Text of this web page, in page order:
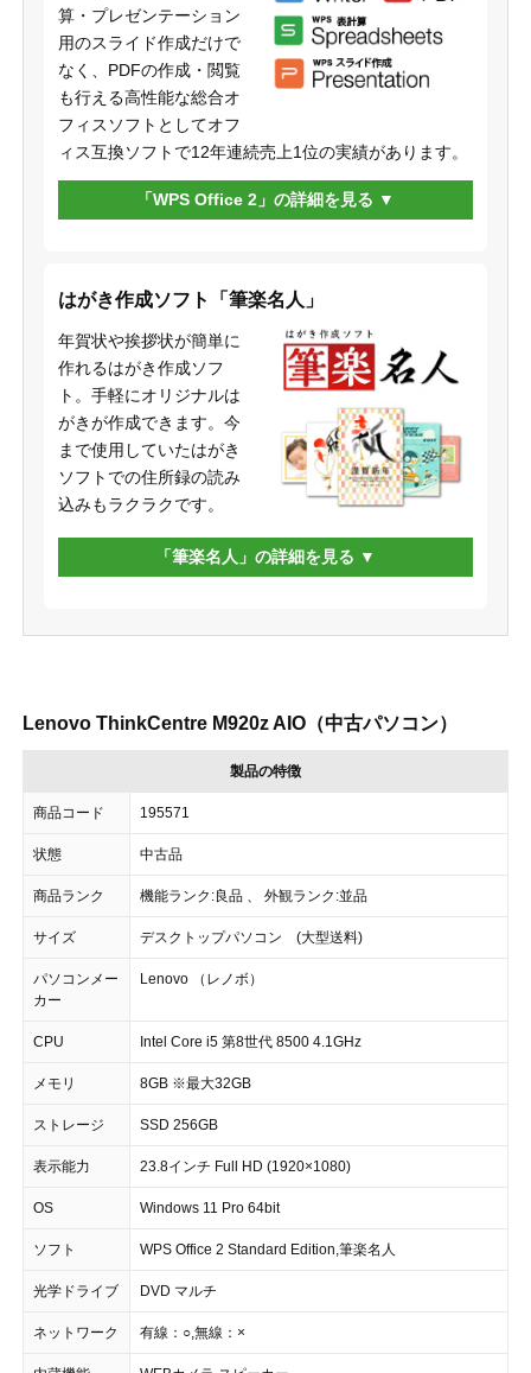
算・プレゼンテーション
用のスライド作成だけで
なく、PDFの作成・閲覧
も行える高性能な総合オ
フィスソフトとしてオフ
ィス互換ソフトで12年連続売上1位の実績があります。
「WPS Office 2」の詳細を見る
はがき作成ソフト「筆楽名人」
年賀状や挨拶状が簡単に
作れるはがき作成ソフ
ト。手軽にオリジナルは
がきが作成できます。今
まで使用していたはがき
ソフトでの住所録の読み
込みもラクラクです。
「筆楽名人」の詳細を見る
Lenovo ThinkCentre M920z AIO（中古パソコン）
製品の特徴
商品コード 195571
状態 中古品
商品ランク 機能ランク:良品 、 外観ランク:並品
サイズ デスクトップパソコン (大型送料)
パソコンメー
カー
Lenovo （レノボ）
CPU Intel Core i5 第8世代 8500 4.1GHz
メモリ 8GB ※最大32GB
ストレージ SSD 256GB
表示能力 23.8インチ Full HD (1920×1080)
OS Windows 11 Pro 64bit
ソフト WPS Office 2 Standard Edition,筆楽名人
光学ドライブ DVD マルチ
ネットワーク 有線：○,無線：×